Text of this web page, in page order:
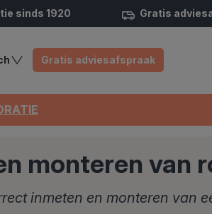
sinds 1920 Gratis
Gratis adviesafspraak
monteren van
inmeten en monteren van